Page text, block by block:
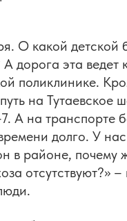
О какой детской
дорога эта ведет
поликлинике.
на Тутаевское
А на транспорте
долго. У
в районе, почему
отсутствуют?»